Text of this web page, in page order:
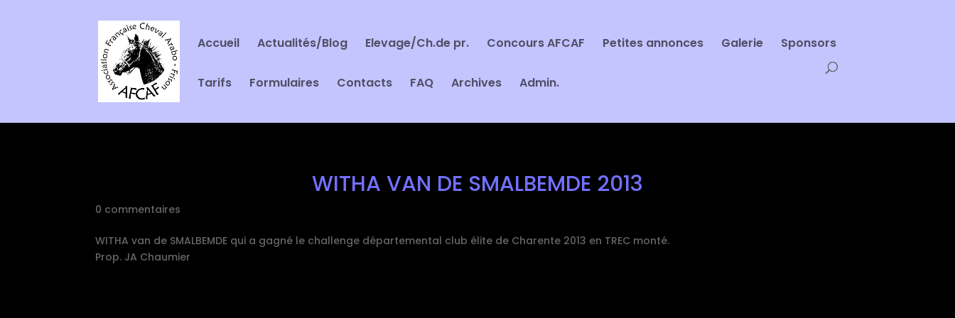
Accueil Actualités/Blog Elevage/Ch.de pr. Concours AFCAF Petites annonces Galerie Sponsors
Tarifs Formulaires Contacts FAQ Archives Admin.
WITHA VAN DE SMALBEMDE 2013
0 commentaires
WITHA van de SMALBEMDE qui a gagné le challenge départemental club élite de Charente 2013 en TREC monté.
Prop. JA Chaumier